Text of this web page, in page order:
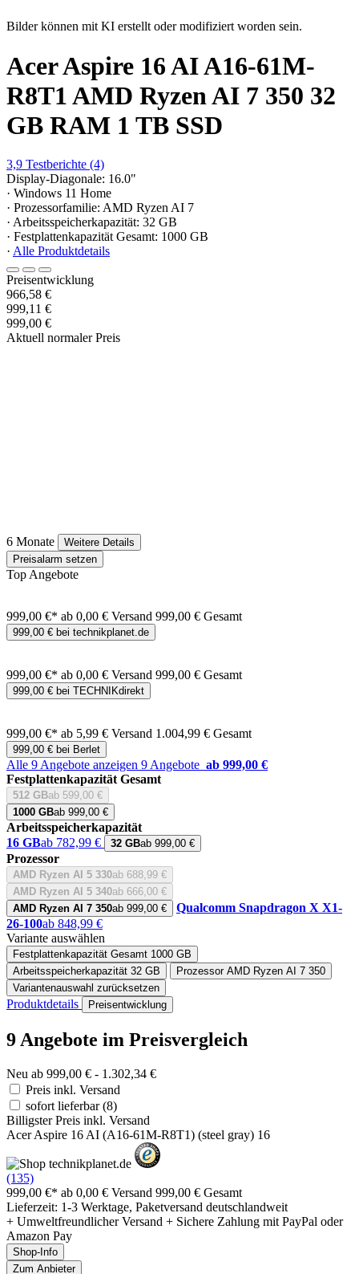
Bilder können mit KI erstellt oder modifiziert worden sein.
Acer Aspire 16 AI A16-61M-
R8T1 AMD Ryzen AI 7 350 32
GB RAM 1 TB SSD
3,9 Testberichte (4)
Display-Diagonale: 16.0"
· Windows 11 Home
· Prozessorfamilie: AMD Ryzen AI 7
· Arbeitsspeicherkapazität: 32 GB
· Festplattenkapazität Gesamt: 1000 GB
· Alle Produktdetails
Preisentwicklung
966,58 €
999,11 €
999,00 €
Aktuell normaler Preis
6 Monate
Weitere Details
Preisalarm setzen
Top Angebote
999,00 €* ab 0,00 € Versand 999,00 € Gesamt
999,00 € bei technikplanet.de
999,00 €* ab 0,00 € Versand 999,00 € Gesamt
999,00 € bei TECHNIKdirekt
999,00 €* ab 5,99 € Versand 1.004,99 € Gesamt
999,00 € bei Berlet
Alle 9 Angebote anzeigen 9 Angebote ab 999,00 €
Festplattenkapazität Gesamt
512 GBab 599,00 €
1000 GBab 999,00 €
Arbeitsspeicherkapazität
16 GBab 782,99 € 32 GBab 999,00 €
Prozessor
AMD Ryzen AI 5 330ab 688,99 €
AMD Ryzen AI 5 340ab 666,00 €
AMD Ryzen AI 7 350ab 999,00 €
Qualcomm Snapdragon X X1-
26-100ab 848,99 €
Variante auswählen
Festplattenkapazität Gesamt 1000 GB
Arbeitsspeicherkapazität 32 GB Prozessor AMD Ryzen AI 7 350
Variantenauswahl zurücksetzen
Produktdetails Preisentwicklung
9 Angebote im Preisvergleich
Neu ab 999,00 € - 1.302,34 €
Preis inkl. Versand
sofort lieferbar(8)
Billigster Preis inkl. Versand
Acer Aspire 16 AI (A16-61M-R8T1) (steel gray) 16
(135)
999,00 €* ab 0,00 € Versand 999,00 € Gesamt
Lieferzeit: 1-3 Werktage, Paketversand deutschlandweit
+ Umweltfreundlicher Versand + Sichere Zahlung mit PayPal oder
Amazon Pay
Shop-Info
Zum Anbieter